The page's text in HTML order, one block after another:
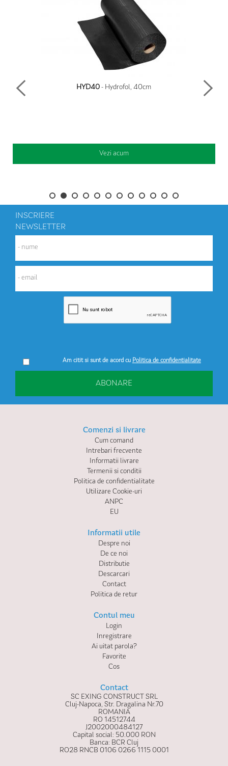
HYD40 - Hydrofol, 40cm
Vezi acum
INSCRIERE
NEWSLETTER
Am citit si sunt de acord cu Politica de confidentialitate
ABONARE
Comenzi si livrare
Cum comand
Intrebari frecvente
Informatii livrare
Termenii si conditii
Politica de confidentialitate
Utilizare Cookie-uri
ANPC
EU
Informatii utile
Despre noi
De ce noi
Distributie
Descarcari
Contact
Politica de retur
Contul meu
Login
Inregistrare
Ai uitat parola?
Favorite
Cos
Contact
SC EXING CONSTRUCT SRL
Cluj-Napoca, Str. Dragalina Nr.70
ROMANIA
RO 14512744
J2002000484127
Capital social: 50.000 RON
Banca: BCR Cluj
RO28 RNCB 0106 0266 1115 0001